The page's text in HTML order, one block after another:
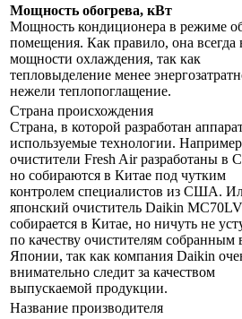
Мощность обогрева, кВт
Мощность кондиционера в режиме
помещения. Как правило, она
мощности охлаждения, так как
тепловыделение менее
нежели теплопоглащение.
Страна происхождения
Страна, в которой разработан
используемые технологии.
очистители Fresh Air разработаны
но собираются в Китае под чутким
контролем специалистов из США.
японский очиститель Daikin
собирается в Китае, но ничуть не
по качеству очистителям собранным
Японии, так как компания Daikin
внимательно следит за качеством
выпускаемой продукции.
Название производителя